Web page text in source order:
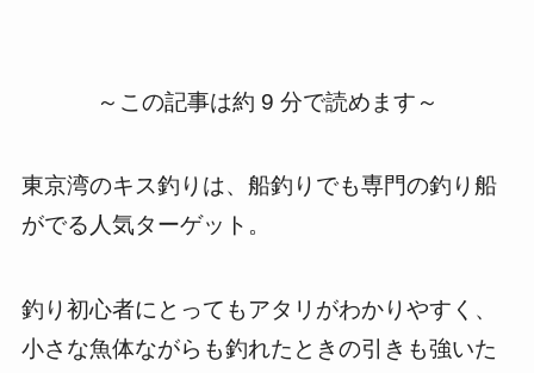
～この記事は約 9 分で読めます～
東京湾のキス釣りは、船釣りでも専門の釣り船
がでる人気ターゲット。
釣り初心者にとってもアタリがわかりやすく、
小さな魚体ながらも釣れたときの引きも強いた